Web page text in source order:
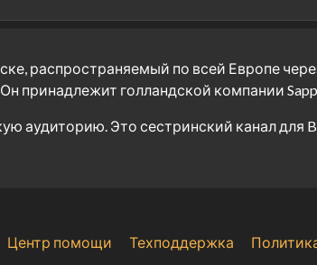
распространяемый по всей Европе
принадлежит голландской компании
аудиторию. Это сестринский канал для
Центр помощи Техподдержка